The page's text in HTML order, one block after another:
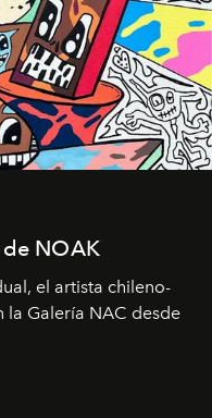
NOAK
el artista chileno-
la Galería NAC desde